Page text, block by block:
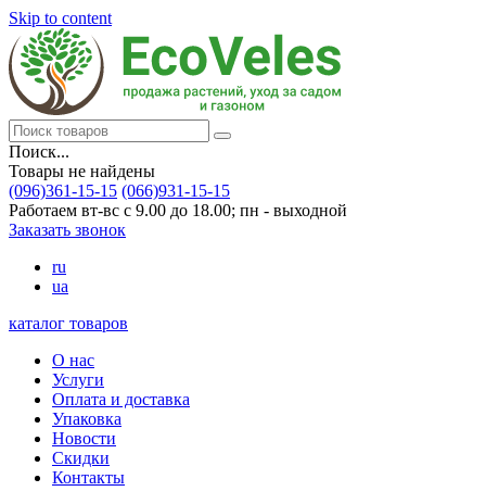
Skip to content
Поиск...
Товары не найдены
(096)361-15-15 (066)931-15-15
Работаем вт-вс с 9.00 до 18.00; пн - выходной
Заказать звонок
ru
ua
каталог товаров
О нас
Услуги
Оплата и доставка
Упаковка
Новости
Скидки
Контакты